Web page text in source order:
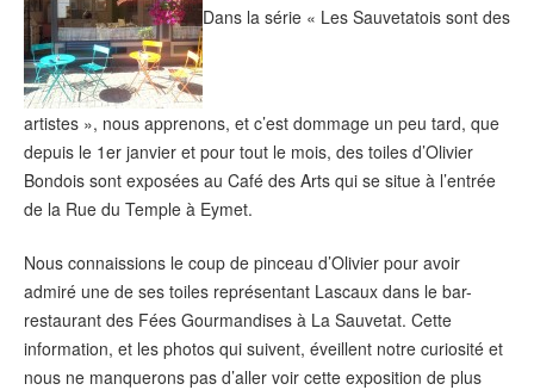
Contact Dans la série « Les Sauvetatois sont des
artistes », nous apprenons, et c’est dommage un peu tard, que
depuis le 1er janvier et pour tout le mois, des toiles d’Olivier
Bondois sont exposées au Café des Arts qui se situe à l’entrée
de la Rue du Temple à Eymet.
Nous connaissions le coup de pinceau d’Olivier pour avoir
admiré une de ses toiles représentant Lascaux dans le bar-
restaurant des Fées Gourmandises à La Sauvetat. Cette
information, et les photos qui suivent, éveillent notre curiosité et
nous ne manquerons pas d’aller voir cette exposition de plus